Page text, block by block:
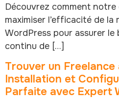
Découvrez comment
maximiser l’efficacité de la
WordPress pour assurer
continu de […]
Trouver un Freelance
Installation et
Parfaite avec Expert